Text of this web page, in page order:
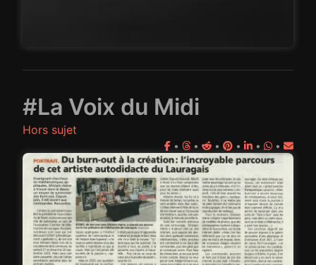
#La Voix du Midi
Hors sujet
• • • • • •